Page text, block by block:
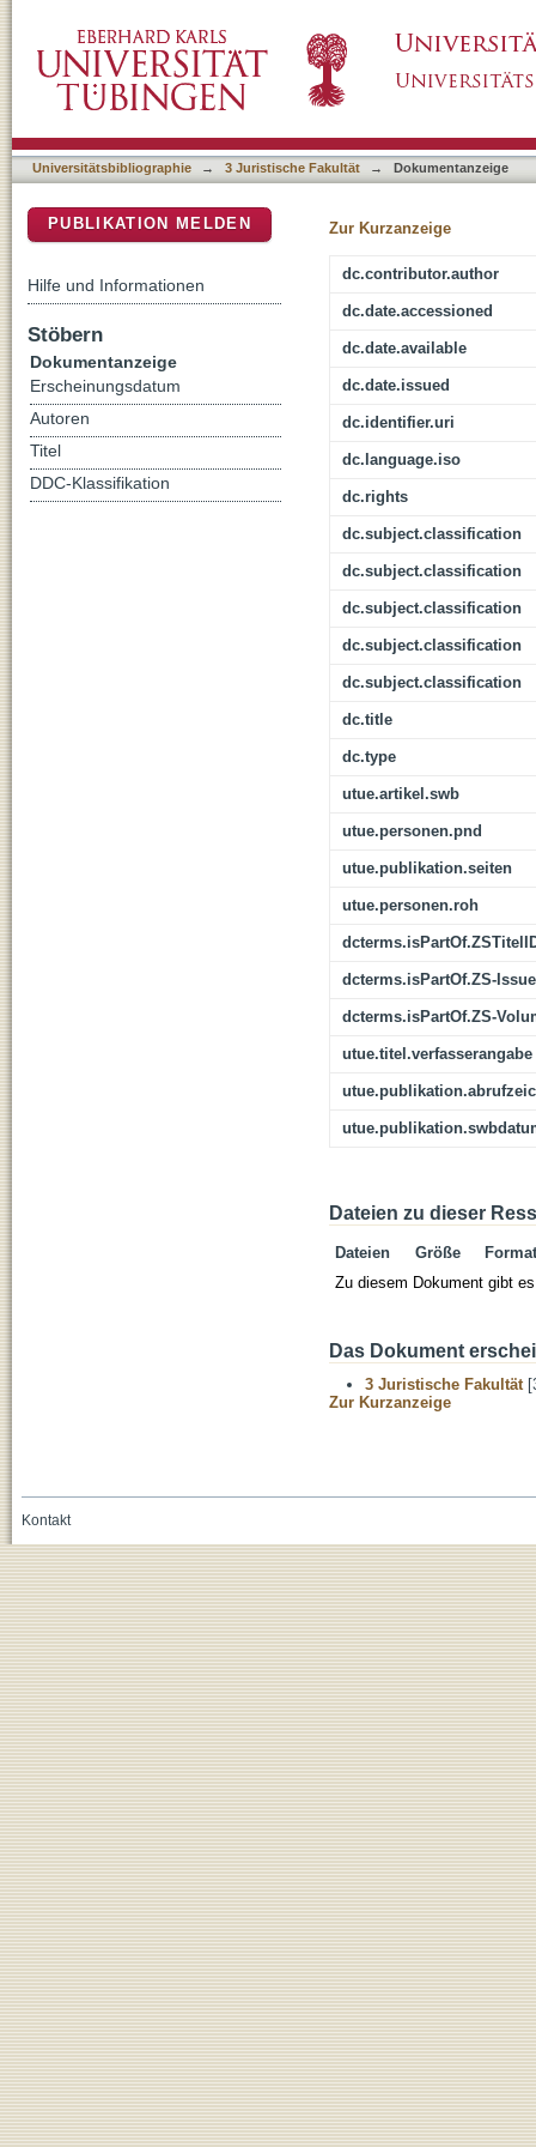
Universitätsbibliographie → 3 Juristische Fakultät → Dokumentanzeige
Zur Kurzanzeige
dc.contributor.author
dc.date.accessioned
dc.date.available
dc.date.issued
dc.identifier.uri
dc.language.iso
dc.rights
dc.subject.classification
dc.subject.classification
dc.subject.classification
dc.subject.classification
dc.subject.classification
dc.title
dc.type
utue.artikel.swb
utue.personen.pnd
utue.publikation.seiten
utue.personen.roh
dcterms.isPartOf.ZS-Issue
dcterms.isPartOf.ZS-
utue.titel.verfasserangabe
Dateien zu dieser
Dateien Größe
Format
Zu diesem Dokument gibt
Das Dokument
3 Juristische Fakultät
Zur Kurzanzeige
PUBLIKATION MELDEN
Hilfe und Informationen
Stöbern
Dokumentanzeige
Erscheinungsdatum
Autoren
Titel
DDC-Klassifikation
Kontakt